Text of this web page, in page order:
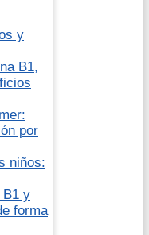
y
B1,
por
niños:
B1 y
forma